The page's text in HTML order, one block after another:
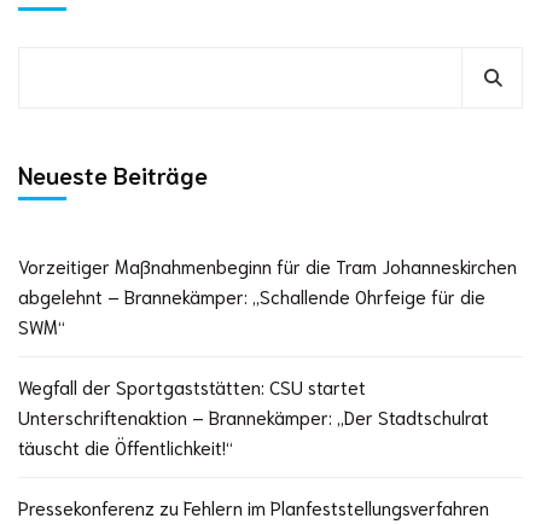
Neueste Beiträge
Vorzeitiger Maßnahmenbeginn für die Tram Johanneskirchen
abgelehnt – Brannekämper: „Schallende Ohrfeige für die
SWM“
Wegfall der Sportgaststätten: CSU startet
Unterschriftenaktion – Brannekämper: „Der Stadtschulrat
täuscht die Öffentlichkeit!“
Pressekonferenz zu Fehlern im Planfeststellungsverfahren